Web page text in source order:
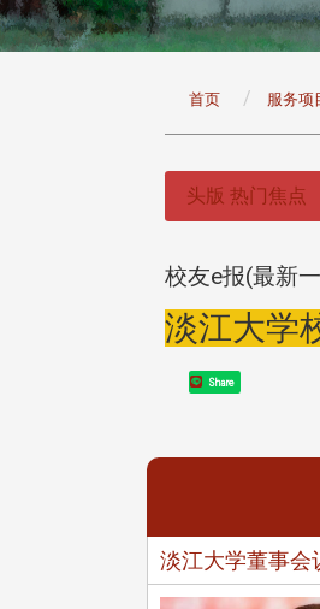
首页 服务项
头版 热门焦点
校友e报(最新
淡江大学
Share
淡江大学董事会